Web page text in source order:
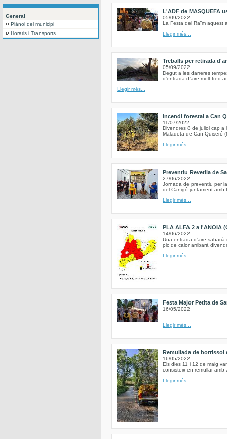
General
Plànol del municipi
Horaris i Transports
L'ADF de MASQUEFA
05/09/2022
La Festa del Raïm aquest
Llegir més...
Treballs per retirada
05/09/2022
Degut a les darreres
d'entrada d'aire molt fred
Llegir més...
Incendi forestal a Can
11/07/2022
Divendres 8 de juliol cap a
Maladeta de Can Quiseró
Llegir més...
Preventiu Revetlla de
27/06/2022
Jornada de preventiu per
del Canigó juntament amb
Llegir més...
PLA ALFA 2 a l'ANOIA
14/06/2022
Una entrada d'aire
pic de calor arribarà
Llegir més...
Festa Major Petita de
16/05/2022
Llegir més...
Remullada de borrissol
16/05/2022
Els dies 11 i 12 de maig
consisteix en remullar
Llegir més...